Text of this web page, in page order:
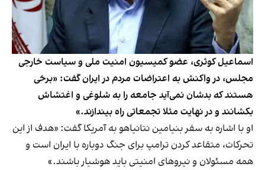
اسماعیل کوثری، عضو کمیسیون امنیت ملی و سیاست خارجی
مجلس، در واکنش به اعتراضات مردم در ایران گفت: «برخی
هستند که بدشان نمی‌آید جامعه را به شلوغی و اغتشاش
بکشانند و در نهایت مثلا تجمعاتی راه بیندازند.»
او با اشاره به سفر بنیامین نتانیاهو به آمریکا گفت: «هدف از این
تحرکات، متقاعد کردن ترامپ برای جنگ دوباره با ایران است و
همه مسئولان و نیروهای امنیتی باید هوشیار باشند.»